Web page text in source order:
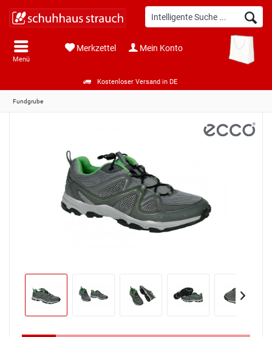
Kostenloser Versand in DE
Menü
Merkzettel Mein Konto
Fundgrube